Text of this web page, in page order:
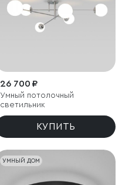
26 700 ₽
Умный потолочный
светильник
КУПИТЬ
УМНЫЙ ДОМ